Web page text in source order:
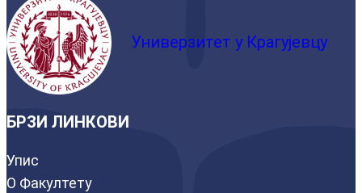
Универзитет у Крагујевцу
БРЗИ ЛИНКОВИ
Упис
О Факултету